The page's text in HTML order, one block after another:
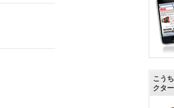
こう
クター